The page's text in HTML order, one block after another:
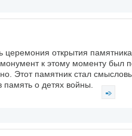
открытия
к этому моменту был
Этот памятник стал
память о детях войны.